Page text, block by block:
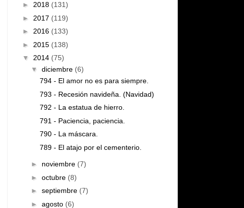
► 2018 (131)
► 2017 (119)
► 2016 (133)
► 2015 (138)
▼ 2014 (75)
▼ diciembre (6)
794 - El amor no es para siempre.
793 - Recesión navideña. (Navidad)
792 - La estatua de hierro.
791 - Paciencia, paciencia.
790 - La máscara.
789 - El atajo por el cementerio.
► noviembre (7)
► octubre (8)
► septiembre (7)
► agosto (6)